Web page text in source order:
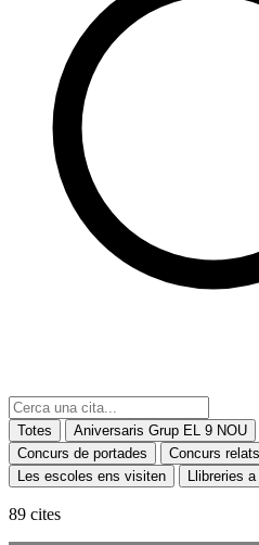
Totes Aniversaris Grup EL 9 NOU
Concurs de portades
Concurs relats
Les escoles ens visiten
Llibreries
89 cites